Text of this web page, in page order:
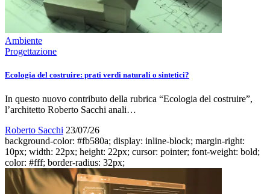
Ambiente
Progettazione
Ecologia del costruire: prati verdi naturali o sintetici?
In questo nuovo contributo della rubrica “Ecologia del costruire”,
l’architetto Roberto Sacchi anali…
Roberto Sacchi 23/07/26
background-color: #fb580a; display: inline-block; margin-right:
10px; width: 22px; height: 22px; cursor: pointer; font-weight: bold;
color: #fff; border-radius: 32px;